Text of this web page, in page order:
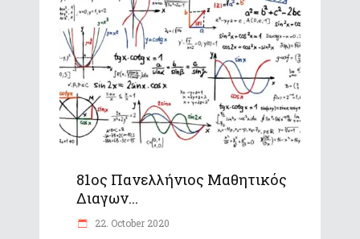
81ος Πανελλήνιος Μαθητικός
Διαγων...
22. October 2020